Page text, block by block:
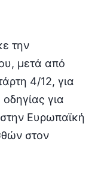
την
μετά από
4/12, για
για
Ευρωπαϊκή
στον